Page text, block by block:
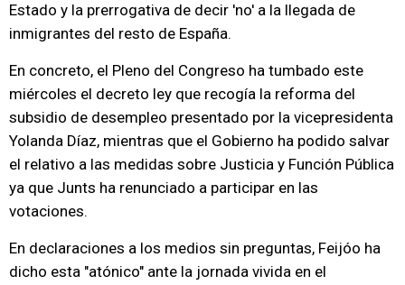
Estado y la prerrogativa de decir 'no' a la llegada de
inmigrantes del resto de España.
En concreto, el Pleno del Congreso ha tumbado este
miércoles el decreto ley que recogía la reforma del
subsidio de desempleo presentado por la vicepresidenta
Yolanda Díaz, mientras que el Gobierno ha podido salvar
el relativo a las medidas sobre Justicia y Función Pública
ya que Junts ha renunciado a participar en las
votaciones.
En declaraciones a los medios sin preguntas, Feijóo ha
dicho esta "atónico" ante la jornada vivida en el